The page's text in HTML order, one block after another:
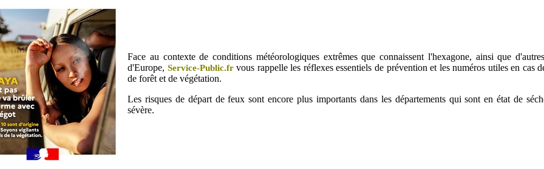
Face au contexte de conditions météorologiques extrêmes que connaissent l'hexagone, ainsi que
d'Europe, Service-Public.frvous rappelle les réflexes essentiels de prévention et les numéros utiles en cas
de forêt et de végétation.
Les risques de départ de feux sont encore plus importants dans les départements qui sont en état de
sévère.